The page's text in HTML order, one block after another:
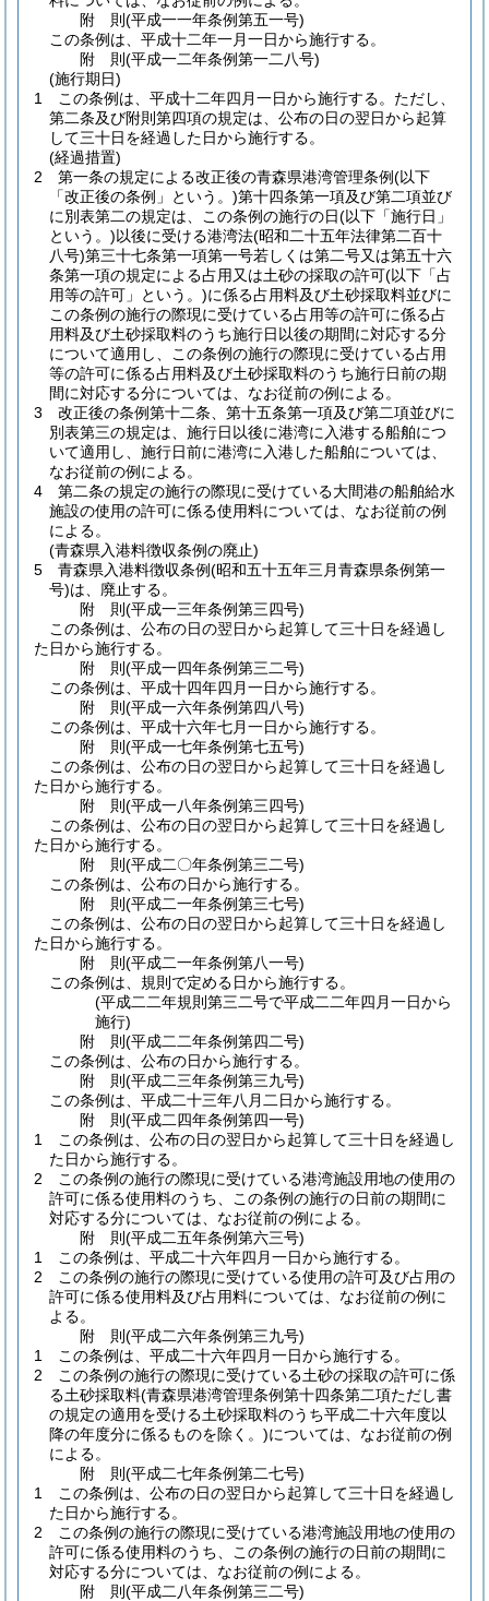
附 則(平成一一年条例第五一号)
この条例は、平成十二年一月一日から施行する。
附 則(平成一二年条例第一二八号)
(施行期日)
1
この条例は、平成十二年四月一日から施行する。 ただし、
第二条及び附則第四項の規定は、公布の日の翌日から起算
して三十日を経過した日から施行する。
(経過措置)
2
第一条の規定による改正後の青森県港湾管理条例(以下
「改正後の条例」という。)第十四条第一項及び第二項並び
に別表第二の規定は、この条例の施行の日(以下「施行日」
という。)以後に受ける港湾法(昭和二十五年法律第二百十
八号)第三十七条第一項第一号若しくは第二号又は第五十六
条第一項の規定による占用又は土砂の採取の許可(以下「占
用等の許可」という。)に係る占用料及び土砂採取料並びに
この条例の施行の際現に受けている占用等の許可に係る占
用料及び土砂採取料のうち施行日以後の期間に対応する分
について適用し、この条例の施行の際現に受けている占用
等の許可に係る占用料及び土砂採取料のうち施行日前の期
間に対応する分については、なお従前の例による。
3
改正後の条例第十二条、第十五条第一項及び第二項並びに
別表第三の規定は、施行日以後に港湾に入港する船舶につ
いて適用し、施行日前に港湾に入港した船舶については、
なお従前の例による。
4
第二条の規定の施行の際現に受けている大間港の船舶給水
施設の使用の許可に係る使用料については、なお従前の例
による。
(青森県入港料徴収条例の廃止)
5
青森県入港料徴収条例(昭和五十五年三月青森県条例第一
号)は、廃止する。
附 則(平成一三年条例第三四号)
この条例は、公布の日の翌日から起算して三十日を経過し
た日から施行する。
附 則(平成一四年条例第三二号)
この条例は、平成十四年四月一日から施行する。
附 則(平成一六年条例第四八号)
この条例は、平成十六年七月一日から施行する。
附 則(平成一七年条例第七五号)
この条例は、公布の日の翌日から起算して三十日を経過し
た日から施行する。
附 則(平成一八年条例第三四号)
この条例は、公布の日の翌日から起算して三十日を経過し
た日から施行する。
附 則(平成二〇年条例第三二号)
この条例は、公布の日から施行する。
附 則(平成二一年条例第三七号)
この条例は、公布の日の翌日から起算して三十日を経過し
た日から施行する。
附 則(平成二一年条例第八一号)
この条例は、規則で定める日から施行する。
(平成二二年規則第三二号で平成二二年四月一日から
施行)
附 則(平成二二年条例第四二号)
この条例は、公布の日から施行する。
附 則(平成二三年条例第三九号)
この条例は、平成二十三年八月二日から施行する。
附 則(平成二四年条例第四一号)
1
この条例は、公布の日の翌日から起算して三十日を経過し
た日から施行する。
2
この条例の施行の際現に受けている港湾施設用地の使用の
許可に係る使用料のうち、この条例の施行の日前の期間に
対応する分については、なお従前の例による。
附 則(平成二五年条例第六三号)
1
この条例は、平成二十六年四月一日から施行する。
2
この条例の施行の際現に受けている使用の許可及び占用の
許可に係る使用料及び占用料については、なお従前の例に
よる。
附 則(平成二六年条例第三九号)
1
この条例は、平成二十六年四月一日から施行する。
2
この条例の施行の際現に受けている土砂の採取の許可に係
る土砂採取料(青森県港湾管理条例第十四条第二項ただし書
の規定の適用を受ける土砂採取料のうち平成二十六年度以
降の年度分に係るものを除く。)については、なお従前の例
による。
附 則(平成二七年条例第二七号)
1
この条例は、公布の日の翌日から起算して三十日を経過し
た日から施行する。
2
この条例の施行の際現に受けている港湾施設用地の使用の
許可に係る使用料のうち、この条例の施行の日前の期間に
対応する分については、なお従前の例による。
附 則(平成二八年条例第三二号)